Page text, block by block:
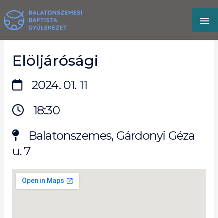
to
content
Elöljárósági
2024. 01. 11
18:30
Balatonszemes, Gárdonyi Géza
u. 7